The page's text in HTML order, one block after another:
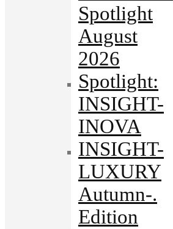
Spotlight
August
2026
Spotlight:
INSIGHT-
INOVA
INSIGHT-
LUXURY
Autumn-.
Edition